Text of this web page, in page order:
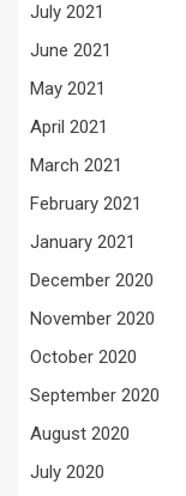
July 2021
June 2021
May 2021
April 2021
March 2021
February 2021
January 2021
December 2020
November 2020
October 2020
September 2020
August 2020
July 2020